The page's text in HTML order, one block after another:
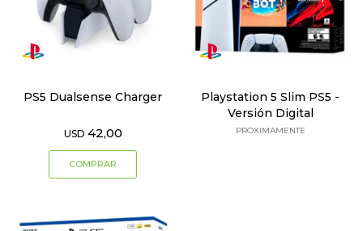
PS5 Dualsense Charger
USD 42,00
Playstation 5 Slim PS5 -
Versión Digital
PROXIMAMENTE